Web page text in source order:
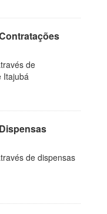
de
Itajubá
de dispensas